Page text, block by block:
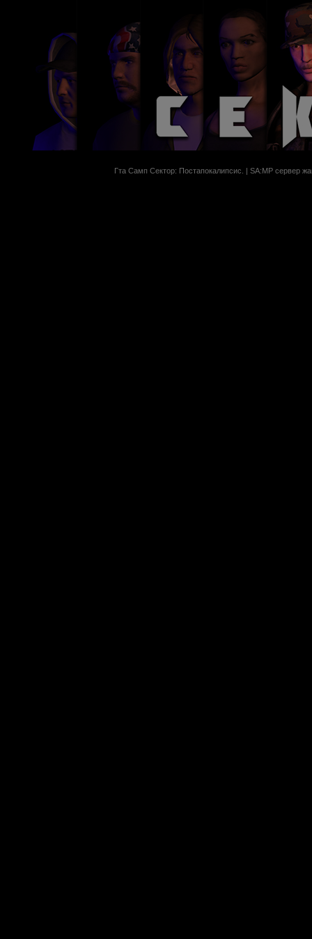
Гта Самп Сектор: Постапокалипсиc. | SA:MP сервер